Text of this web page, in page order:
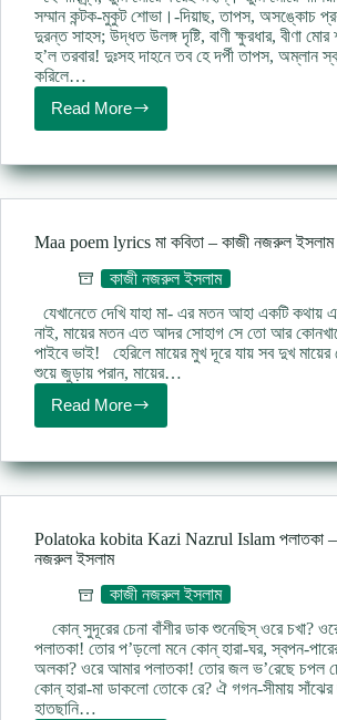
সম্মান কন্টক-মুকুট শোভা।-দিয়াছ, তাপস, অসঙ্কোচ
দুরন্ত সাহস; উদ্ধত উলঙ্গ দৃষ্টি, বাণী ক্ষুরধার, বীণা মোর
হ’ল তরবার! দুঃসহ দাহনে তব হে দর্পী তাপস, অম্লান
করিলে…
Read More
Daridro
poem
Nazrul
–
কাজী
নজরুল
ইসলাম
Maa poem lyrics মা কবিতা – কাজী নজরুল ইসলাম
কাজী নজরুল ইসলাম
যেখানেতে দেখি যাহা মা- এর মতন আহা একটি কথায়
নাই, মায়ের মতন এত আদর সোহাগ সে তো আর
পাইবে ভাই! হেরিলে মায়ের মুখ দূরে যায় সব দুখ
শুয়ে জুড়ায় পরান, মায়ের…
Read More
Maa
poem
মা
নজরুল
ইসলাম
Polatoka kobita Kazi Nazrul Islam পলাতকা –
নজরুল ইসলাম
কাজী নজরুল ইসলাম
কোন্‌ সুদূরের চেনা বাঁশীর ডাক শুনেছিস্‌ ওরে চখা?
পলাতকা! তোর প’ড়লো মনে কোন্‌ হারা-ঘর, স্বপন-
অলকা? ওরে আমার পলাতকা! তোর জল ভ’রেছে চপল
কোন্‌ হারা-মা ডাকলো তোকে রে? ঐ গগন-সীমায় সাঁঝের
হাতছানি…